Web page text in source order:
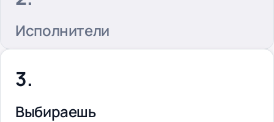
Исполнители
Выбираешь